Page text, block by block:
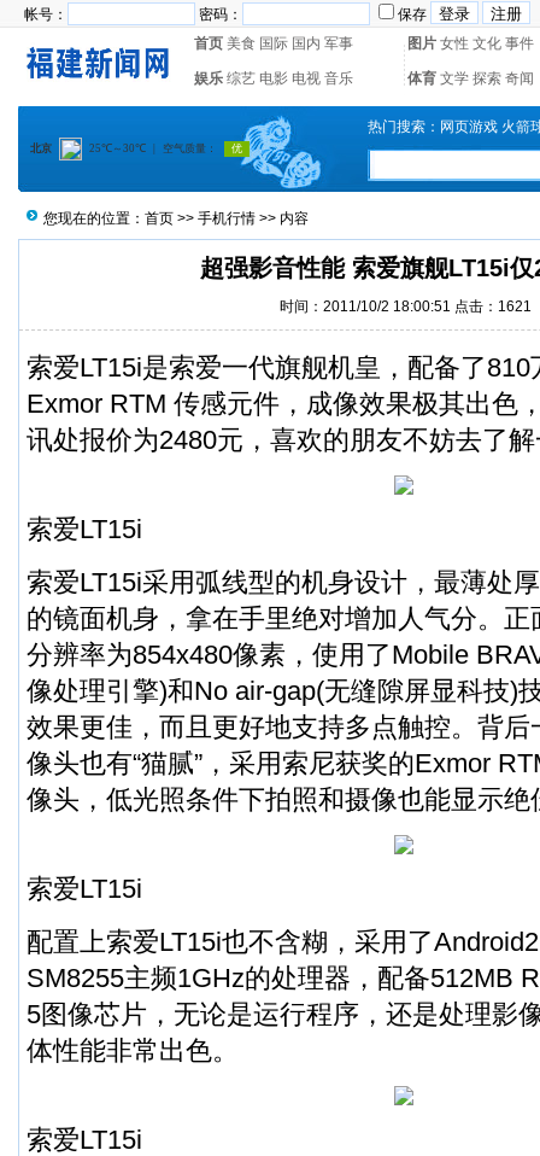
帐号： 密码：
保存
首页 美食 国际 国内 军事 图片 女性 文化 事件
娱乐 综艺 电影 电视 音乐 体育 文学 探索 奇闻
热门搜索： 网页游戏 火箭
您现在的位置： 首页 >> 手机行情 >> 内容
超强影音性能 索爱旗舰LT15i仅
时间：2011/10/2 18:00:51 点击：1621
索爱LT15i是索爱一代旗舰机皇，配备了
Exmor RTM 传感元件，成像效果极其出色
讯处报价为2480元，喜欢的朋友不妨去了
索爱LT15i
索爱LT15i采用弧线型的机身设计，最薄处
的镜面机身，拿在手里绝对增加人气分。
分辨率为854x480像素，使用了Mobile
像处理引擎)和No air-gap(无缝隙屏显科技)
效果更佳，而且更好地支持多点触控。背
像头也有“猫腻”，采用索尼获奖的Exmor
像头，低光照条件下拍照和摄像也能显示绝
索爱LT15i
配置上索爱LT15i也不含糊，采用了
SM8255主频1GHz的处理器，配备512MB
5图像芯片，无论是运行程序，还是处理影
体性能非常出色。
索爱LT15i